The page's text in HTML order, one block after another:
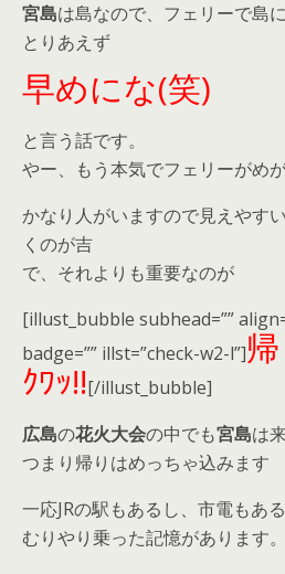
宮島は島なので、フェリーで島
とりあえず
早めにな(笑)
と言う話です。
やー、もう本気でフェリーがめ
かなり人がいますので見えやす
くのが吉
で、それよりも重要なのが
[illust_bubble subhead=””
badge=”” illst=”check-w2-l”]
ｸﾜｯ!![/illust_bubble]
広島の花火大会の中でも宮島は
つまり帰りはめっちゃ込みます
一応JRの駅もあるし、市電もあ
むりやり乗った記憶があります。